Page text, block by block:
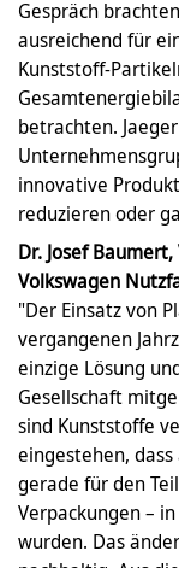
Gespräch
ausreichend für
Kunststoff-
betrachten.
innovative
reduzieren oder
Dr. Josef
Volkswagen
"Der Einsatz von
vergangenen
einzige Lösung
Gesellschaft
sind Kunststoffe
eingestehen,
gerade für den
Verpackungen –
wurden. Das